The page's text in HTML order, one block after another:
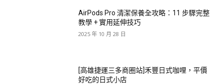
AirPods Pro 清潔保養全攻略：11 步驟完整
教學 + 實用延伸技巧
2025 年 10 月 28 日
[高雄捷運三多商圈站]禾豐日式咖哩，平價
好吃的日式小店